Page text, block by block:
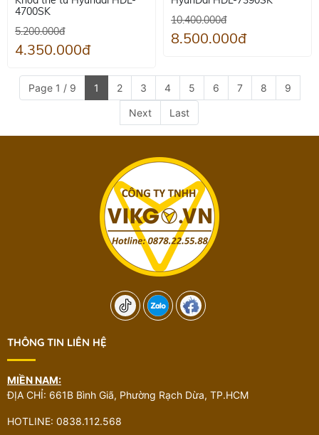
4700SK
5.200.000đ
4.350.000đ
10.400.000đ
8.500.000đ
Page 1 / 9 1 2 3 4 5 6 7 8 9
Next Last
THÔNG TIN LIÊN HỆ
MIỀN NAM:
ĐỊA CHỈ: 661B Bình Giã, Phường Rạch Dừa, TP.HCM
HOTLINE: 0838.112.568